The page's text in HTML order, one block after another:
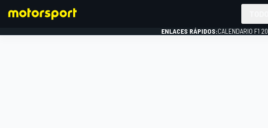
ENLACES RÁPIDOS:CALENDARIO F1